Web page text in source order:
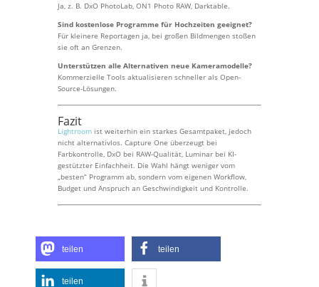
Ja, z. B. DxO PhotoLab, ON1 Photo RAW, Darktable.
Sind kostenlose Programme für Hochzeiten geeignet?
Für kleinere Reportagen ja, bei großen Bildmengen stoßen
sie oft an Grenzen.
Unterstützen alle Alternativen neue Kameramodelle?
Kommerzielle Tools aktualisieren schneller als Open-
Source-Lösungen.
Fazit
Lightroomist weiterhin ein starkes Gesamtpaket, jedoch
nicht alternativlos. Capture One überzeugt bei
Farbkontrolle, DxO bei RAW-Qualität, Luminar bei KI-
gestützter Einfachheit. Die Wahl hängt weniger vom
„besten“ Programm ab, sondern vom eigenen Workflow,
Budget und Anspruch an Geschwindigkeit und Kontrolle.
teilen teilen
teilen